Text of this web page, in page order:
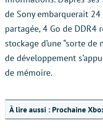
de Sony embarquerait
partagée, 4 Go de DDR4
stockage d’une “sorte de
de développement
de mémoire.
À lire aussi : Prochaine